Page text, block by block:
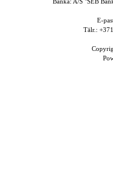
E-
Tālr.: